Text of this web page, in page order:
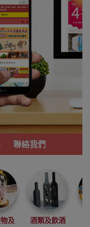
聯絡我們
及
酒類及飲酒